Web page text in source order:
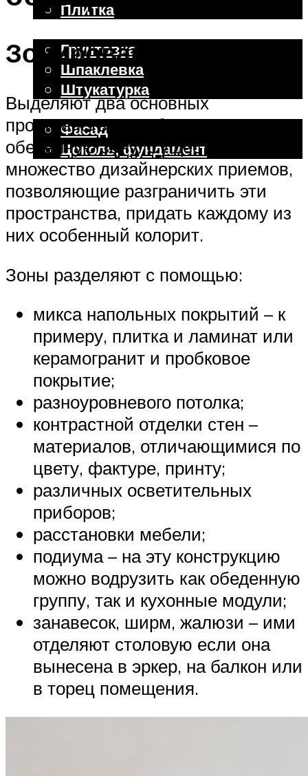
Плитка
Грунтовка
Шпаклевка
Штукатурка
Внешняя отделка
Фасад
Цоколь, фундамент
Меню
Зонирование
Выделяют два основных
пространства – рабочую и
обеденную зону. Существует
множество дизайнерских приемов,
позволяющие разграничить эти
пространства, придать каждому из
них особенный колорит.
Зоны разделяют с помощью:
микса напольных покрытий – к
примеру, плитка и ламинат или
керамогранит и пробковое
покрытие;
разноуровневого потолка;
контрастной отделки стен –
материалов, отличающимися по
цвету, фактуре, принту;
различных осветительных
приборов;
расстановки мебели;
подиума – на эту конструкцию
можно водрузить как обеденную
группу, так и кухонные модули;
занавесок, ширм, жалюзи – ими
отделяют столовую если она
вынесена в эркер, на балкон или
в торец помещения.